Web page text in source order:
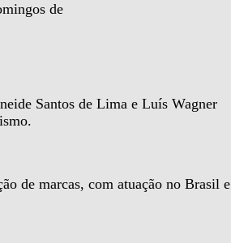
de
Santos de Lima e Luís Wagner
de marcas, com atuação no Brasil e